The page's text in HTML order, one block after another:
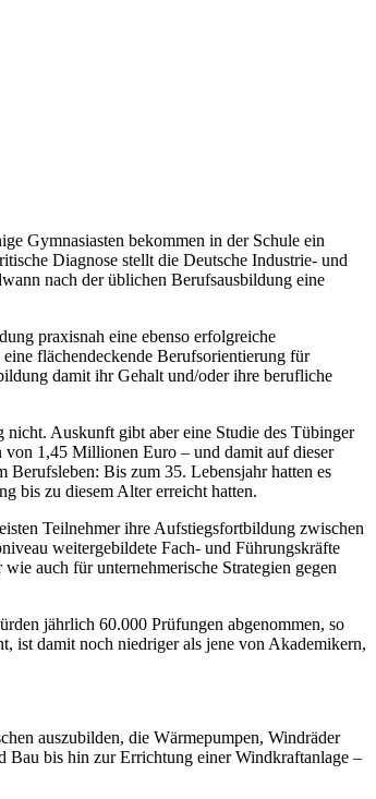
Gymnasiasten bekommen in der Schule ein
Diagnose stellt die Deutsche Industrie- und
nach der üblichen Berufsausbildung eine
praxisnah eine ebenso erfolgreiche
flächendeckende Berufsorientierung für
damit ihr Gehalt und/oder ihre berufliche
nicht. Auskunft gibt aber eine Studie des Tübinger
1,45 Millionen Euro – und damit auf dieser
Berufsleben: Bis zum 35. Lebensjahr hatten es
bis zu diesem Alter erreicht hatten.
Teilnehmer ihre Aufstiegsfortbildung zwischen
weitergebildete Fach- und Führungskräfte
auch für unternehmerische Strategien gegen
jährlich 60.000 Prüfungen abgenommen, so
ist damit noch niedriger als jene von Akademikern,
auszubilden, die Wärmepumpen, Windräder
Bau bis hin zur Errichtung einer Windkraftanlage –